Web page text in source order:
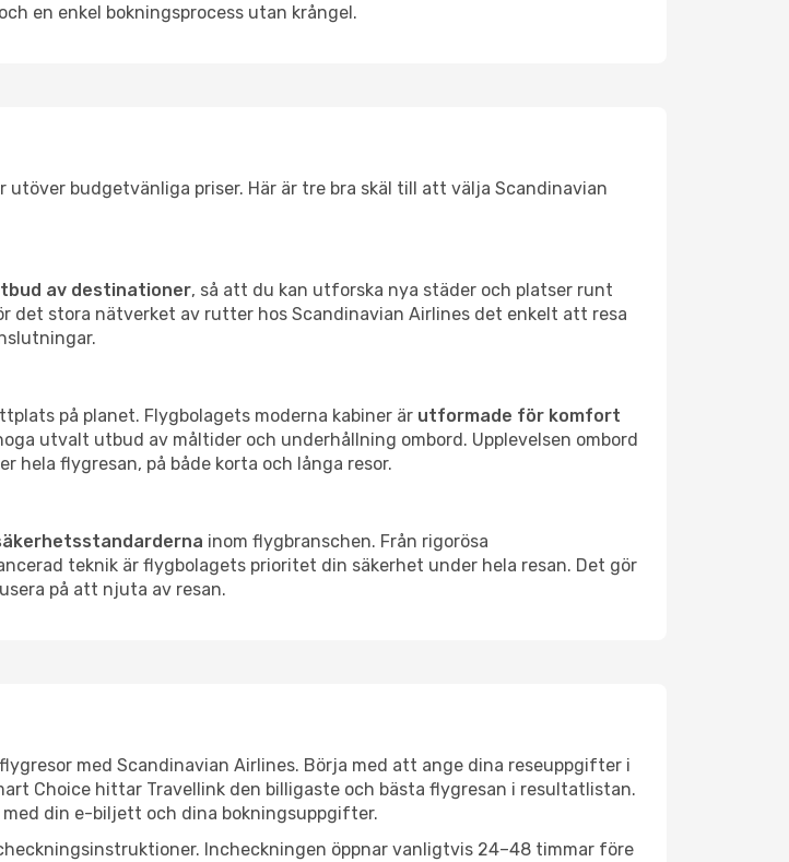
en enkel bokningsprocess utan krångel.
utöver budgetvänliga priser. Här är tre bra skäl till att välja Scandinavian
av destinationer, så att du kan utforska nya städer och platser runt
det stora nätverket av rutter hos Scandinavian Airlines det enkelt att resa
på planet. Flygbolagets moderna kabiner är utformade för komfort
utvalt utbud av måltider och underhållning ombord. Upplevelsen ombord
hela flygresan, på både korta och långa resor.
inom flygbranschen. Från rigorösa
teknik är flygbolagets prioritet din säkerhet under hela resan. Det gör
på att njuta av resan.
med Scandinavian Airlines. Börja med att ange dina reseuppgifter i
Choice hittar Travellink den billigaste och bästa flygresan i resultatlistan.
din e-biljett och dina bokningsuppgifter.
Incheckningen öppnar vanligtvis 24–48 timmar före